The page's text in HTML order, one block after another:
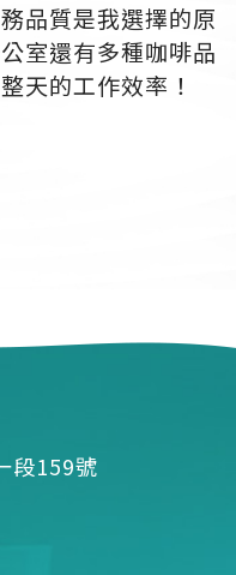
品質是我選擇的原
室還有多種咖啡品
天的工作效率！
段159號